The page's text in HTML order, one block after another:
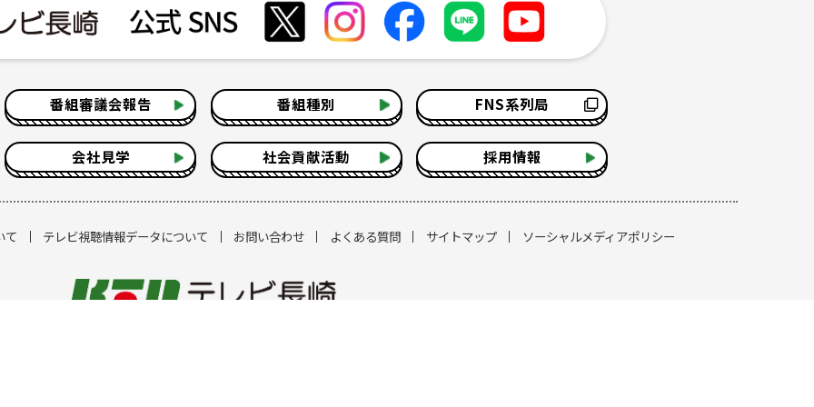
番組審議会報告 番組種別 FNS系列局
会社見学 社会貢献活動 採用情報
て テレビ視聴情報データについて お問い合わせ よくある質問 サイトマップ ソーシャルメディアポリシー